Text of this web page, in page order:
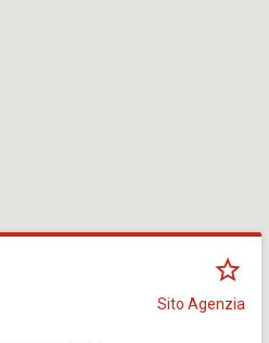
Sito Agenzia